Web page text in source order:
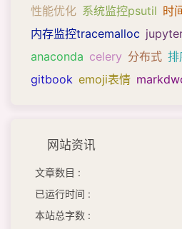
性能优化 系统监控psutil 时
内存监控tracemalloc
anaconda celery 分布式 排
gitbook emoji表情
网站资讯
文章数目 :
已运行时间 :
本站总字数 :